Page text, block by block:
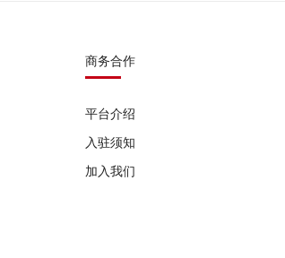
商务合作
平台介绍
入驻须知
加入我们